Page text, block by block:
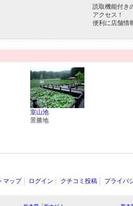
読取機能付き
アクセス！
便利に店舗情
室山池
景勝地
マップ ログイン クチコミ投稿 プライバ